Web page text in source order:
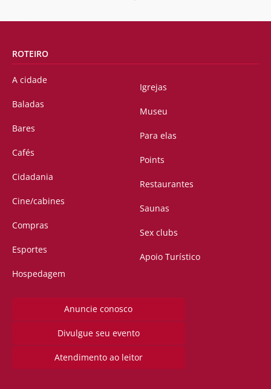
ROTEIRO
A cidade
Baladas
Bares
Cafés
Cidadania
Cine/cabines
Compras
Esportes
Hospedagem
Igrejas
Museu
Para elas
Points
Restaurantes
Saunas
Sex clubs
Apoio Turístico
Anuncie conosco
Divulgue seu evento
Atendimento ao leitor